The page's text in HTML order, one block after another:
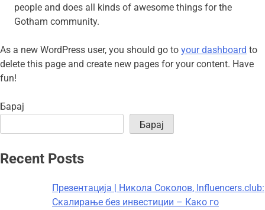
people and does all kinds of awesome things for the
Gotham community.
As a new WordPress user, you should go to your dashboard to
delete this page and create new pages for your content. Have
fun!
Барај
Барај
Recent Posts
Презентација | Никола Соколов, Influencers.club:
Скалирање без инвестиции – Како го